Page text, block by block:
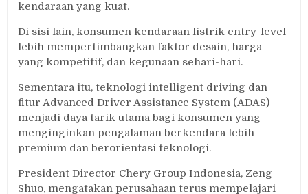
kendaraan yang kuat.
Di sisi lain, konsumen kendaraan listrik entry-level
lebih mempertimbangkan faktor desain, harga
yang kompetitif, dan kegunaan sehari-hari.
Sementara itu, teknologi intelligent driving dan
fitur Advanced Driver Assistance System (ADAS)
menjadi daya tarik utama bagi konsumen yang
menginginkan pengalaman berkendara lebih
premium dan berorientasi teknologi.
President Director Chery Group Indonesia, Zeng
Shuo, mengatakan perusahaan terus mempelajari